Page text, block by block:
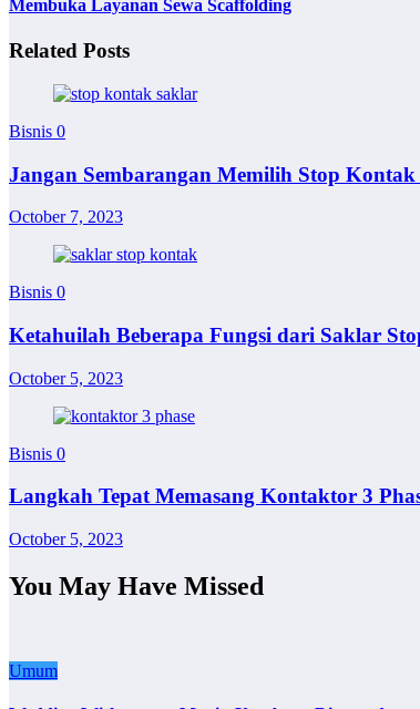
Membuka Layanan Sewa Scaffolding
Related Posts
Bisnis 0
Jangan Sembarangan Memilih Stop
October 7, 2023
Bisnis 0
Ketahuilah Beberapa Fungsi dari Saklar
October 5, 2023
Bisnis 0
Langkah Tepat Memasang Kontaktor 3
October 5, 2023
You May Have Missed
Umum